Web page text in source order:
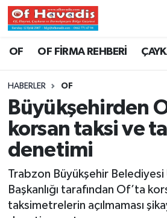
OF OF FİRMA REHBERİ
HABERLER OF
Büyükşehirden
korsan taksi ve
denetimi
Trabzon Büyükşehir Belediyesi
Başkanlığı tarafından Of’ta
taksimetrelerin açılmaması
Trabzon Nöbetçi Eczaneler
Trabzon Namaz Vakitleri
Trabzon Trafik Yoğunluk
Süper Lig Puan Durumu ve
Tüm Manşetler